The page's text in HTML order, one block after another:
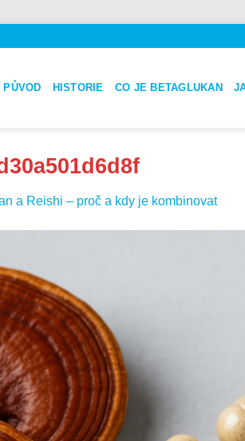
PŮVOD HISTORIE CO JE BETAGLUKAN
a Reishi – proč a kdy je kombinovat